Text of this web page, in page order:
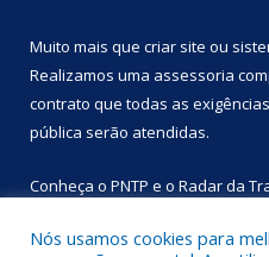
Muito mais que criar site ou
Realizamos uma assessoria
contrato que todas as
pública serão atendidas.
Conheça o PNTP e o Radar da
Nós usamos cookies para